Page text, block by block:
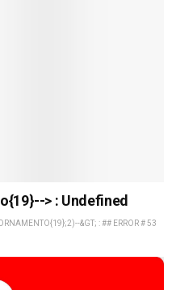
> : Undefined
&GT; : ## ERROR # 53